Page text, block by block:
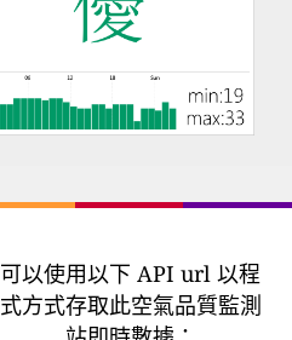
可以使用以下 API url 以程
式方式存取此空氣品質監測